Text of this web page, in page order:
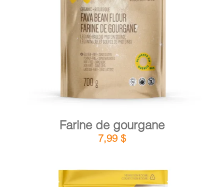
AJOUTER AU PANIER /
Farine de gourgane
7,99 $